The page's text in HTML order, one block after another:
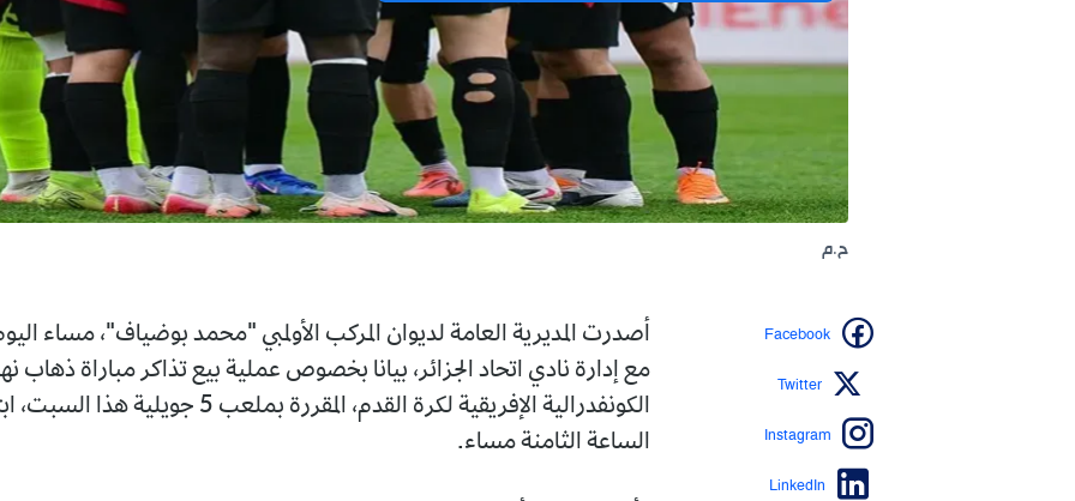
أصدرت المديرية العامة لديوان المركب الأولمبي "محمد بوضياف"، مساء اليوم،
مع إدارة نادي اتحاد الجزائر، بيانا بخصوص عملية بيع تذاكر مباراة ذهاب نهائي كأس
الكونفدرالية الإفريقية لكرة القدم، المقررة بملعب 5 جويلية هذا السبت، ابتداء من
الساعة الثامنة مساء.
Facebook
Instagram
LinkedIn